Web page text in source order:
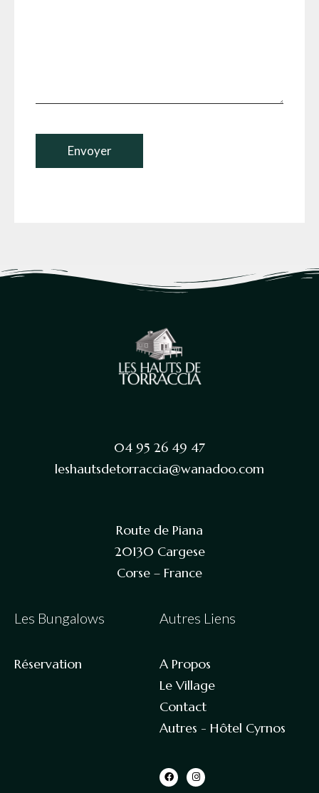
04 95 26 49 47
leshautsdetorraccia@wanadoo.com
Route de Piana
20130 Cargese
Corse – France
Les Bungalows
Réservation
Autres Liens​
A Propos
Le Village
Contact​
Autres - Hôtel Cyrnos​